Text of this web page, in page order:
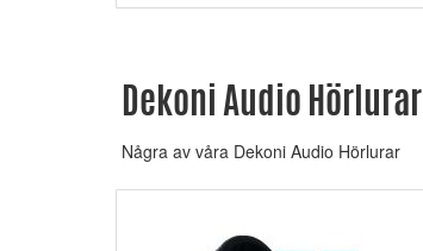
Dekoni Audio Hörlurar
Några av våra Dekoni Audio Hörlurar